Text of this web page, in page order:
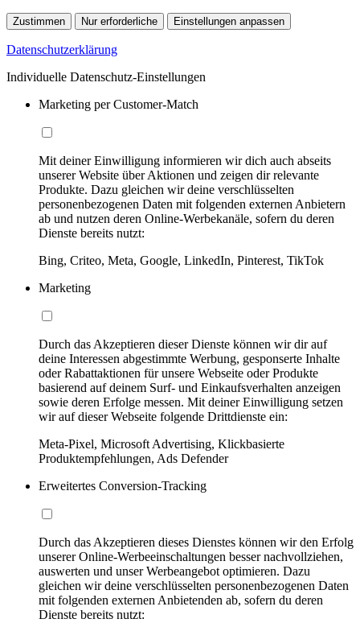
Zustimmen Nur erforderliche Einstellungen anpassen
Datenschutzerklärung
Individuelle Datenschutz-Einstellungen
Marketing per Customer-Match
Mit deiner Einwilligung informieren wir dich auch abseits
unserer Website über Aktionen und zeigen dir relevante
Produkte. Dazu gleichen wir deine verschlüsselten
personenbezogenen Daten mit folgenden externen Anbietern
ab und nutzen deren Online-Werbekanäle, sofern du deren
Dienste bereits nutzt:
Bing, Criteo, Meta, Google, LinkedIn, Pinterest, TikTok
Marketing
Durch das Akzeptieren dieser Dienste können wir dir auf
deine Interessen abgestimmte Werbung, gesponserte Inhalte
oder Rabattaktionen für unsere Webseite oder Produkte
basierend auf deinem Surf- und Einkaufsverhalten anzeigen
sowie deren Erfolge messen. Mit deiner Einwilligung setzen
wir auf dieser Webseite folgende Drittdienste ein:
Meta-Pixel, Microsoft Advertising, Klickbasierte
Produktempfehlungen, Ads Defender
Erweitertes Conversion-Tracking
Durch das Akzeptieren dieses Dienstes können wir den Erfolg
unserer Online-Werbeeinschaltungen besser nachvollziehen,
auswerten und unser Werbeangebot optimieren. Dazu
gleichen wir deine verschlüsselten personenbezogenen Daten
mit folgenden externen Anbietenden ab, sofern du deren
Dienste bereits nutzt: